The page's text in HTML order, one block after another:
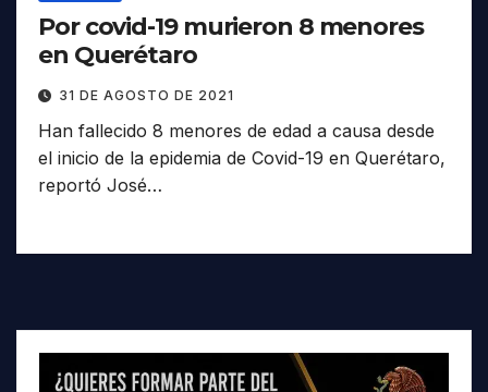
Por covid-19 murieron 8 menores
en Querétaro
31 DE AGOSTO DE 2021
Han fallecido 8 menores de edad a causa desde
el inicio de la epidemia de Covid-19 en Querétaro,
reportó José…